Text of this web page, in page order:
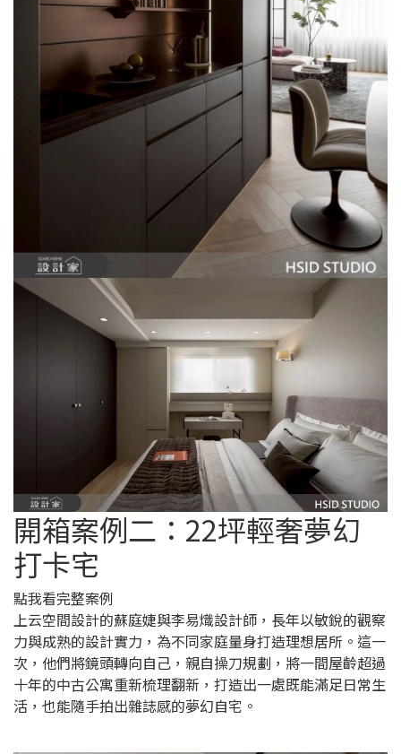
開箱案例二：22坪輕奢夢幻
打卡宅
點我看完整案例
上云空間設計的蘇庭婕與李易熾設計師，長年以敏銳的觀察
力與成熟的設計實力，為不同家庭量身打造理想居所。這一
次，他們將鏡頭轉向自己，親自操刀規劃，將一間屋齡超過
十年的中古公寓重新梳理翻新，打造出一處既能滿足日常生
活，也能隨手拍出雜誌感的夢幻自宅。